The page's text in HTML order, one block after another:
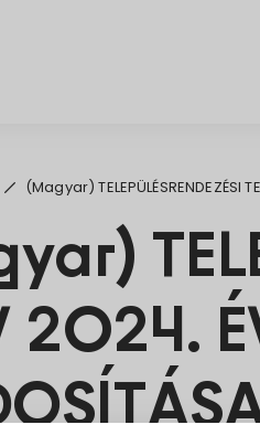
(Magyar) TELEPÜLÉSRENDEZÉSI
2024.